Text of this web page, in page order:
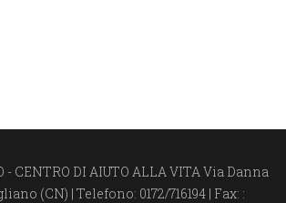
- CENTRO DI AIUTO ALLA VITA Via Danna
(CN) | Telefono: 0172/716194 | Fax: :